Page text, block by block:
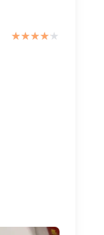
★★★★★
★★★★★